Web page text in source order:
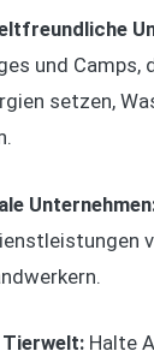
und Camps,
setzen,
Halte